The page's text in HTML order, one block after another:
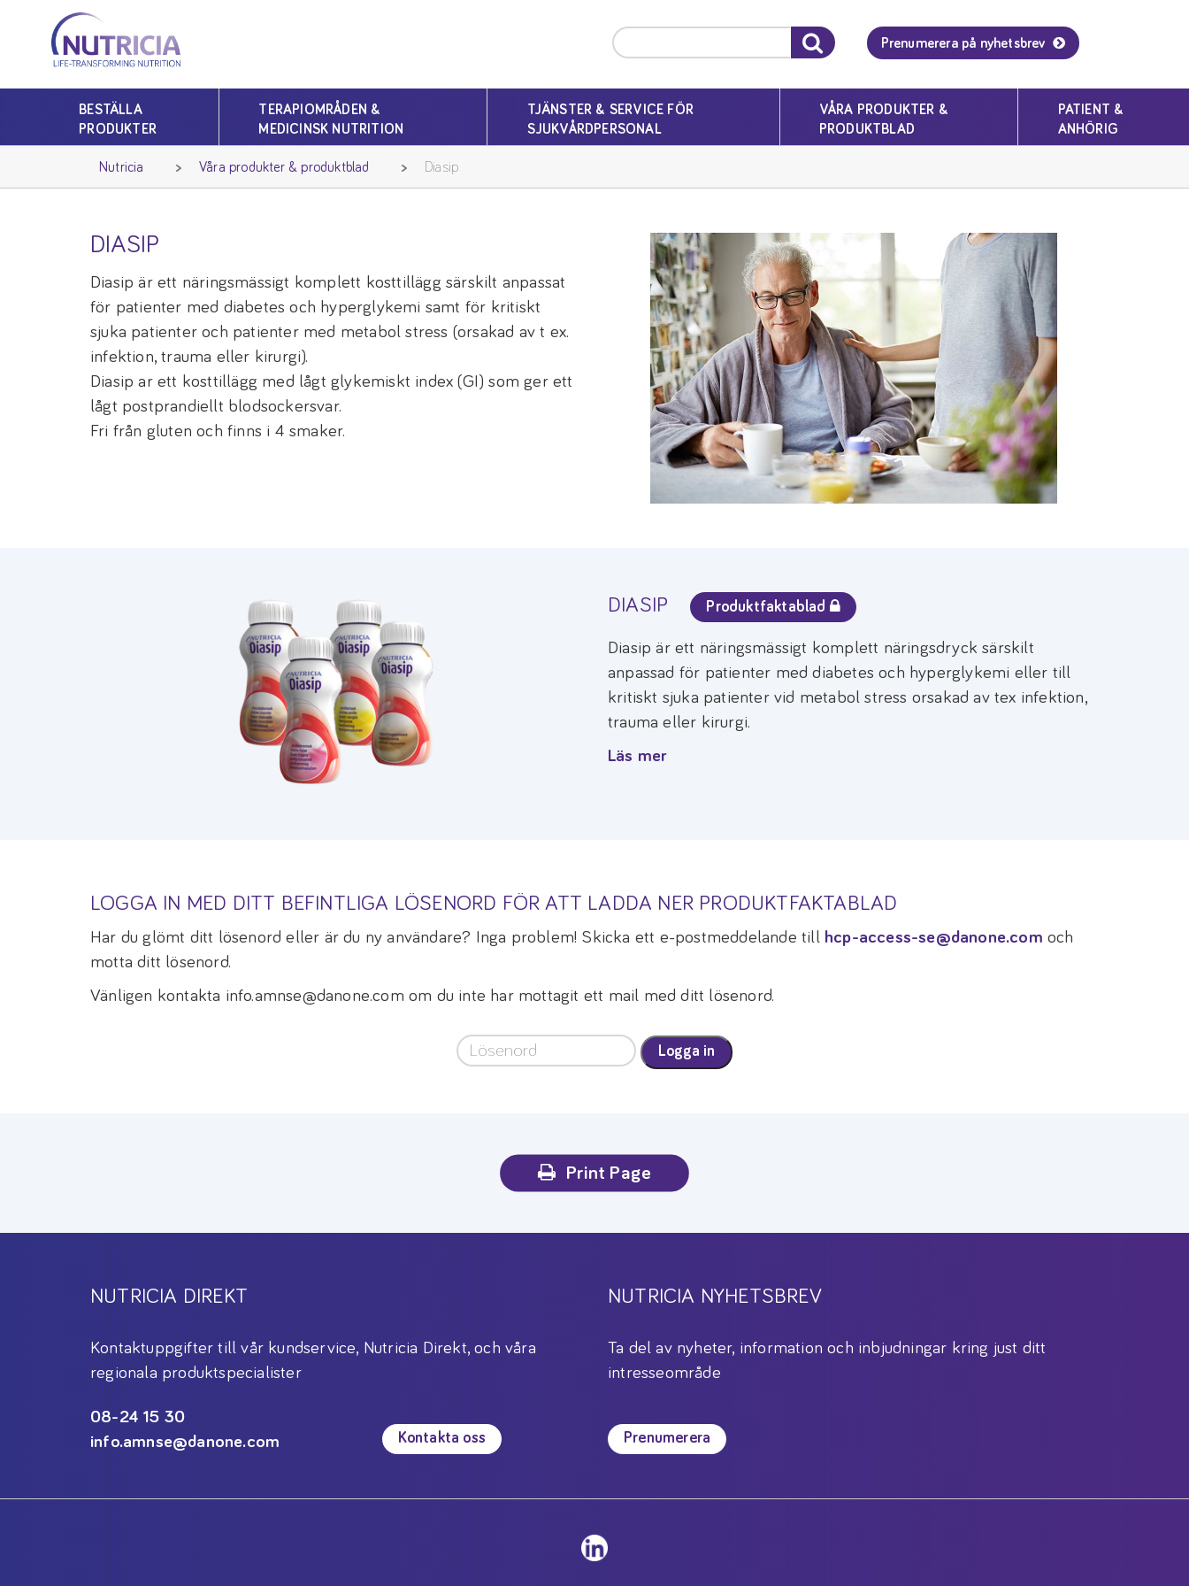
Nutricia
Nutricia
Prenumerera på nyhetsbrev
BESTÄLLA
PRODUKTER
TERAPIOMRÅDEN &
MEDICINSK NUTRITION
TJÄNSTER & SERVICE FÖR
SJUKVÅRDPERSONAL
VÅRA PRODUKTER &
PRODUKTBLAD
PATIENT &
ANHÖRIG
Nutricia Våra produkter & produktblad Diasip
DIASIP
Diasip är ett näringsmässigt komplett kosttillägg särskilt anpassat
för patienter med diabetes och hyperglykemi samt för kritiskt
sjuka patienter och patienter med metabol stress (orsakad av t ex.
infektion, trauma eller kirurgi).
Diasip ar ett kosttillägg med lågt glykemiskt index (GI) som ger ett
lågt postprandiellt blodsockersvar.
Fri från gluten och finns i 4 smaker.
DIASIP Produktfaktablad
Diasip är ett näringsmässigt komplett näringsdryck särskilt
anpassad för patienter med diabetes och hyperglykemi eller till
kritiskt sjuka patienter vid metabol stress orsakad av tex infektion,
trauma eller kirurgi.
Läs mer
LOGGA IN MED DITT BEFINTLIGA LÖSENORD FÖR ATT LADDA NER PRODUKTFAKTABLAD
Har du glömt ditt lösenord eller är du ny användare? Inga problem! Skicka ett e-postmeddelande till hcp-access-se@danone.com och
motta ditt lösenord.
Vänligen kontakta info.amnse@danone.com om du inte har mottagit ett mail med ditt lösenord.
Logga in
Print Page
NUTRICIA DIREKT
Kontaktuppgifter till vår kundservice, Nutricia Direkt, och våra
regionala produktspecialister
08-24 15 30
info.amnse@danone.com
Kontakta oss
NUTRICIA NYHETSBREV
Ta del av nyheter, information och inbjudningar kring just ditt
intresseområde
Prenumerera